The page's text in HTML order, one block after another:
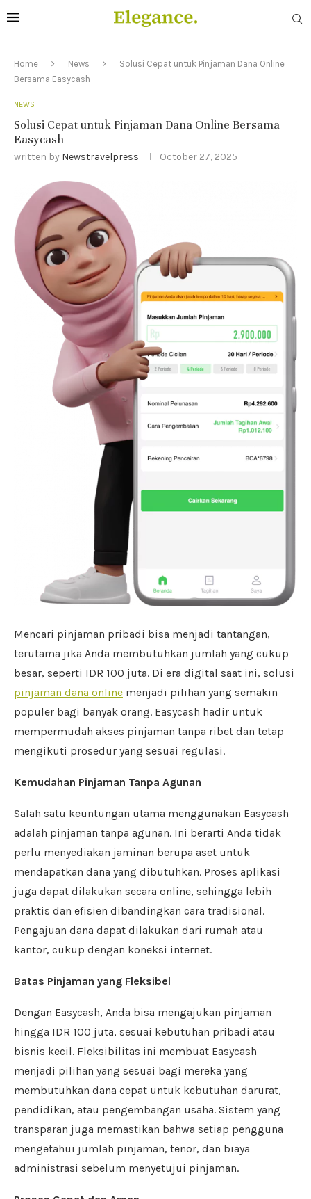
Home News
Solusi Cepat untuk Pinjaman Dana Online
Bersama Easycash
NEWS
Solusi Cepat untuk Pinjaman Dana Online Bersama
Easycash
written by Newstravelpress October 27, 2025
Mencari pinjaman pribadi bisa menjadi tantangan,
terutama jika Anda membutuhkan jumlah yang cukup
besar, seperti IDR 100 juta. Di era digital saat ini, solusi
pinjaman dana online menjadi pilihan yang semakin
populer bagi banyak orang. Easycash hadir untuk
mempermudah akses pinjaman tanpa ribet dan tetap
mengikuti prosedur yang sesuai regulasi.
Kemudahan Pinjaman Tanpa Agunan
Salah satu keuntungan utama menggunakan Easycash
adalah pinjaman tanpa agunan. Ini berarti Anda tidak
perlu menyediakan jaminan berupa aset untuk
mendapatkan dana yang dibutuhkan. Proses aplikasi
juga dapat dilakukan secara online, sehingga lebih
praktis dan efisien dibandingkan cara tradisional.
Pengajuan dana dapat dilakukan dari rumah atau
kantor, cukup dengan koneksi internet.
Batas Pinjaman yang Fleksibel
Dengan Easycash, Anda bisa mengajukan pinjaman
hingga IDR 100 juta, sesuai kebutuhan pribadi atau
bisnis kecil. Fleksibilitas ini membuat Easycash
menjadi pilihan yang sesuai bagi mereka yang
membutuhkan dana cepat untuk kebutuhan darurat,
pendidikan, atau pengembangan usaha. Sistem yang
transparan juga memastikan bahwa setiap pengguna
mengetahui jumlah pinjaman, tenor, dan biaya
administrasi sebelum menyetujui pinjaman.